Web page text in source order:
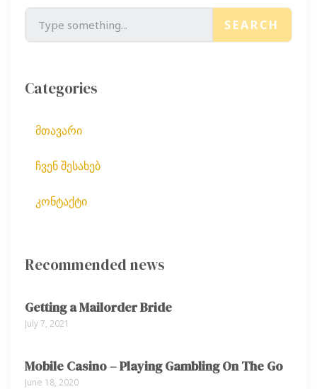
SEARCH
Categories
მთავარი
ჩვენ შესახებ
კონტაქტი
Recommended news
Getting a Mailorder Bride
July 7, 2021
Mobile Casino – Playing Gambling On The Go
June 18, 2020